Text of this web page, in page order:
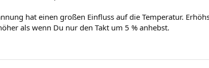
hat einen großen Einfluss auf die Temperatur.
als wenn Du nur den Takt um 5 % anhebst.